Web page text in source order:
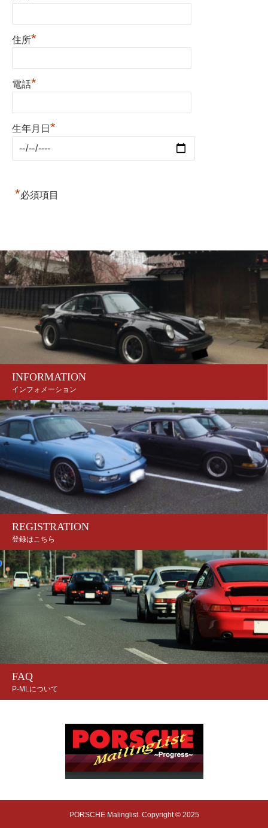
住所*
電話*
生年月日 *
*必須項目
INFORMATION
インフォメーション
REGISTRATION
登録はこちら
FAQ
P-MLについて
PORSCHE Malinglist. Copyright © 2025